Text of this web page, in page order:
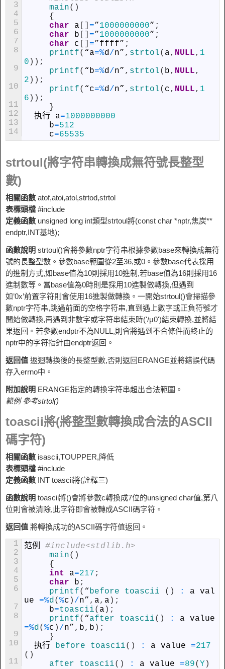
3
4
5
6
7
8
9
10
11
12
13
14
main( )
{
char
a =”1000000000” ;
char
b =”1000000000” ;
char
c =”ffff” ;
printf( “a=%d/n” , strtol( a, NULL, 1
0 ) ) ;
printf( “b=%d/n” , strtol( b, NULL,
2 ) ) ;
printf( “c=%d/n” , strtol( c, NULL, 1
6 ) ) ;
}
执行
a=1000000000
b=512
c=65535
strtoul(將字符串轉換成無符號長整型
數)
相關函數atof,atoi,atol,strtod,strtol
表標頭檔 #include
定義函數unsigned long int類型strtoul將(const char *nptr,焦炭**
endptr,INT基地);
函數說明 strtoul()會將參數nptr字符串根據參數base來轉換成無符
號的長整型數。參數base範圍從2至36,或0。參數base代表採用
的進制方式,如base值為10則採用10進制,若base值為16則採用16
進制數等。當base值為0時則是採用10進製做轉換,但遇到
如’0x’前置字符則會使用16進製做轉換。一開始strtoul()會掃描參
數nptr字符串,跳過前面的空格字符串,直到遇上數字或正負符號才
開始做轉換,再遇到非數字或字符串結束時('/μ0')結束轉換,並將結
果返回。若參數endptr不為NULL,則會將遇到不合條件而終止的
nptr中的字符指針由endptr返回。
返回值 返迴轉換後的長整型數,否則返回ERANGE並將錯誤代碼
存入errno中。
附加說明 ERANGE指定的轉換字符串超出合法範圍。
範例 參考strtol()
toascii將(將整型數轉換成合法的ASCII
碼字符)
相關函數isascii,TOUPPER,降低
表標頭檔 #include
定義函數INT toascii將(詮釋三)
函數說明 toascii將()會將參數c轉換成7位的unsigned char值,第八
位則會被清除,此字符即會被轉成ASCII碼字符。
返回值 將轉換成功的ASCII碼字符值返回。
1
2
3
4
5
6
7
8
9
10
11
范例
#include<stdlib.h>
main( )
{
int
a=217 ;
char
b ;
printf( “before toascii ( ) : a
val
ue
=%d( %c ) /n” , a, a ) ;
b=toascii( a ) ;
printf( “after toascii( ) : a
value
=%d( %c ) /n” , b, b ) ;
}
执行
before toascii( ) : a value =217
( )
after toascii( ) : a value =89( Y )